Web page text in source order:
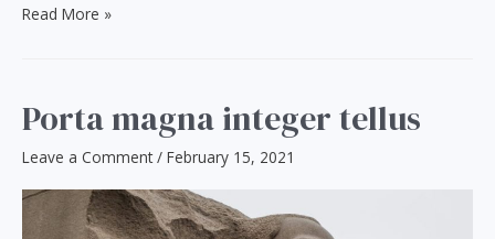
Pellentesque
aliquam
Read More »
Porta magna integer tellus
Leave a Comment / February 15, 2021